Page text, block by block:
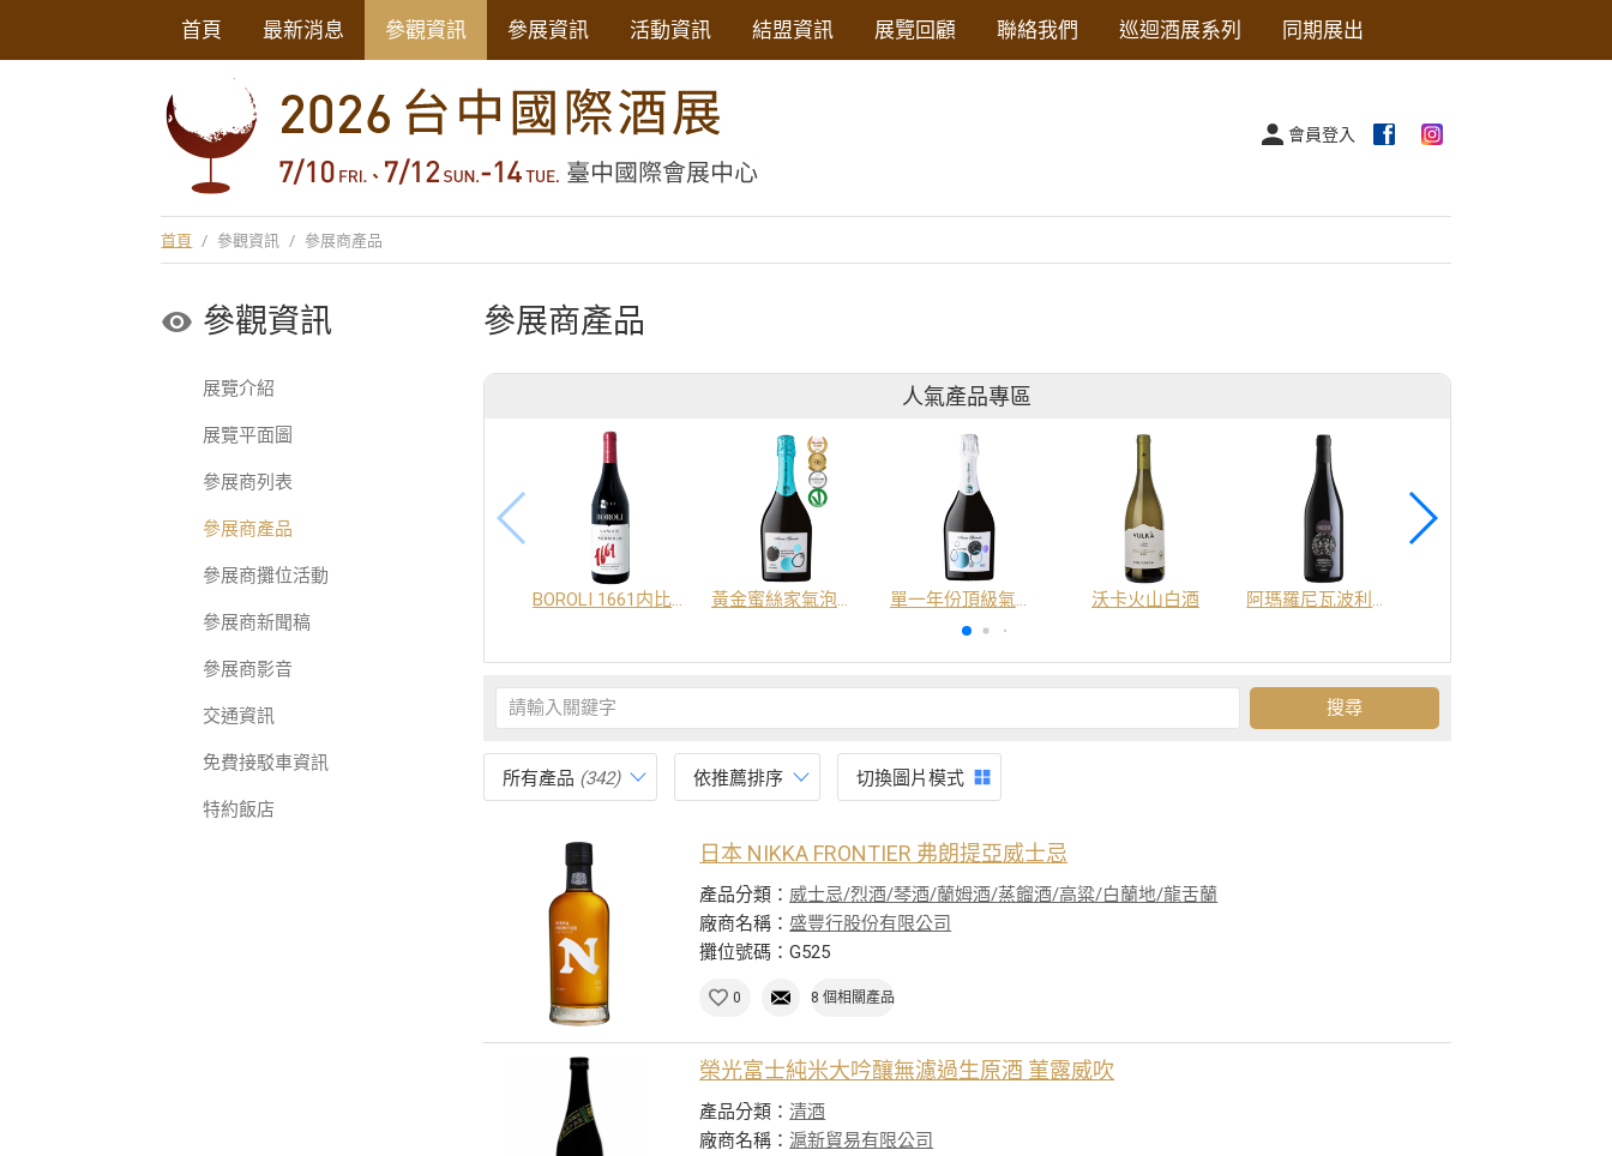
首頁 最新消息 參觀資訊 參展資訊 活動資訊 結盟資訊 展覽回顧 聯絡我們 巡迴酒展系列 同期展出
會員登入
首頁 / 參觀資訊 / 參展商產品
參觀資訊
展覽介紹
展覽平面圖
參展商列表
參展商產品
參展商攤位活動
參展商新聞稿
參展商影音
交通資訊
免費接駁車資訊
特約飯店
參展商產品
人氣產品專區
BOROLI 1661内比奧羅紅酒 DOC 黃金蜜絲家氣泡酒 DOC 單一年份頂級氣泡酒 DOC 沃卡火山白酒 阿瑪羅尼瓦波利切拉DOCG經典紅酒
所有產品 (342) 依推薦排序 切換圖片模式
日本 NIKKA FRONTIER 弗朗提亞威士忌
產品分類： 威士忌/烈酒/琴酒/蘭姆酒/蒸餾酒/高粱/白蘭地/龍舌蘭
廠商名稱：盛豐行股份有限公司
攤位號碼：G525
0 8 個相關產品
榮光富士純米大吟釀無濾過生原酒 菫露威吹
產品分類：清酒
廠商名稱：滬新貿易有限公司